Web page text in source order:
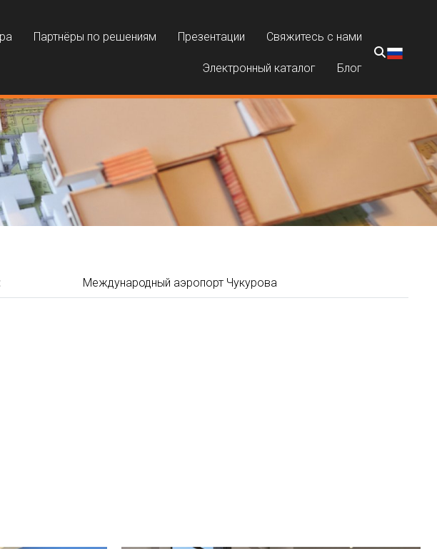
Партнёры по решениям Презентации Свяжитесь с нами
Электронный каталог Блог
Международный аэропорт Чукурова